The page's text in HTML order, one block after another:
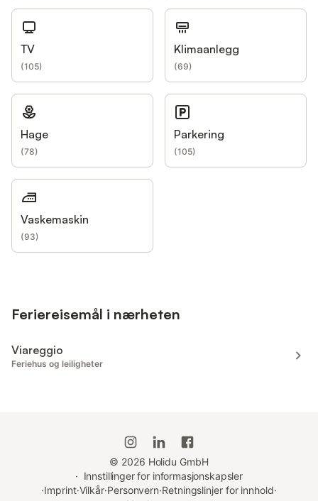
TV
(105)
Klimaanlegg
(69)
Hage
(78)
Parkering
(105)
Vaskemaskin
(93)
Feriereisemål i nærheten
Viareggio
Feriehus og leiligheter
© 2026 Holidu GmbH
· Innstillinger for informasjonskapsler
·Imprint·Vilkår·Personvern·Retningslinjer for innhold·